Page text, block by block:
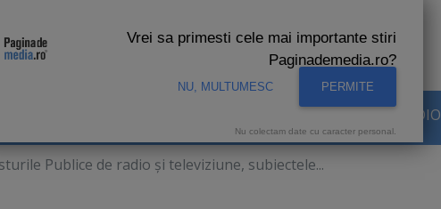
AUDIENTE RADIO
Publice de radio şi televiziune, subiectele...
Vrei sa primesti cele mai importante stiri
Paginademedia.ro?
NU, MULTUMESC PERMITE
Nu colectam date cu caracter personal.